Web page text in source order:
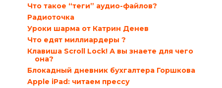
Что такое “теги” аудио-файлов?
Радиоточка
Уроки шарма от Катрин Денев
Что едят миллиардеры ?
Клавиша Scroll Lock! А вы знаете для чего
она?
Блокадный дневник бухгалтера Горшкова
Apple iPad: читаем прессу